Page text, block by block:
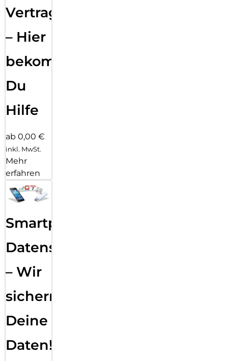
Vertragsabwicklung
– Hier
bekommst
Du
Hilfe
ab 0,00 €
inkl. MwSt.
Mehr
erfahren
Smartphone
Datensicherung
– Wir
sichern
Deine
Daten!